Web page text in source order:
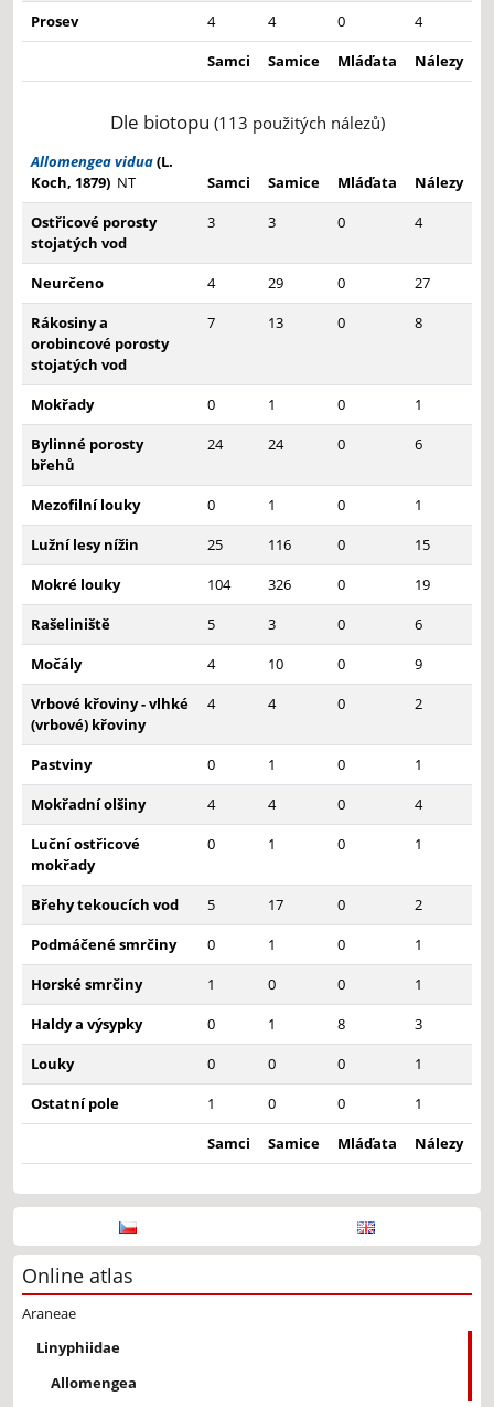
Prosev 4 4 0
4
Samci
Samice Mláďata Nálezy
Dle biotopu (113 použitých nálezů)
Allomengea vidua(L.
Koch, 1879) NT Samci Samice Mláďata
Nálezy
Ostřicové porosty
stojatých vod
3 3 0 4
Neurčeno 4 29 0
27
Rákosiny a
orobincové porosty
stojatých vod
7 13 0 8
Mokřady 0 1 0
1
Bylinné porosty
břehů
24 24 0 6
Mezofilní louky 0 1 0
1
Lužní lesy nížin
25 116 0
15
Mokré louky
104 326 0
19
Rašeliniště
5 3 0
6
Močály
4 10 0
9
Vrbové křoviny - vlhké
(vrbové) křoviny
4 4 0 2
Pastviny 0 1 0
1
Mokřadní olšiny
4 4 0
4
Luční ostřicové
mokřady
0 1 0 1
Břehy tekoucích vod 5 17 0
2
Podmáčené smrčiny
0 1 0
1
Horské smrčiny
1 0 0
1
Haldy a výsypky
0 1 8
3
Louky
0 0 0
1
Ostatní pole
1 0 0
1
Samci
Samice Mláďata Nálezy
Online atlas
Araneae
Linyphiidae
Allomengea